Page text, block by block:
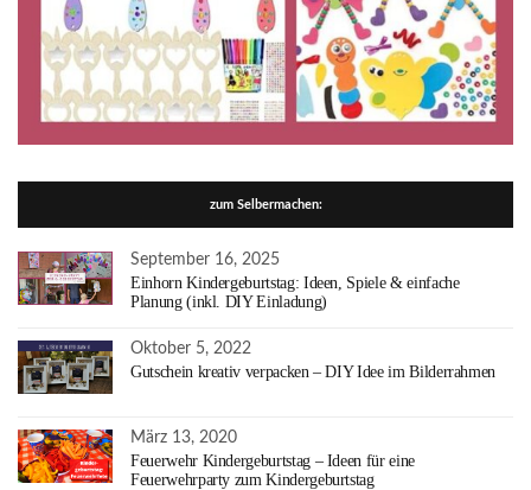
zum Selbermachen:
September 16, 2025
Einhorn Kindergeburtstag: Ideen, Spiele & einfache
Planung (inkl. DIY Einladung)
Oktober 5, 2022
Gutschein kreativ verpacken – DIY Idee im Bilderrahmen
März 13, 2020
Feuerwehr Kindergeburtstag – Ideen für eine
Feuerwehrparty zum Kindergeburtstag